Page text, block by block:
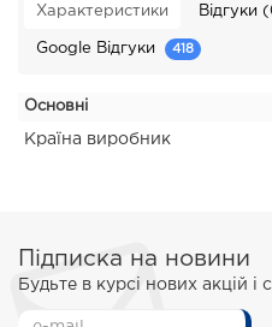
Характеристики Відгуки
Google Відгуки 418
Основні
Країна виробник
Підписка на новини
Будьте в курсі нових акцій і